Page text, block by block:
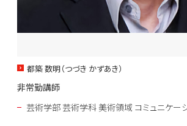
都築 数明（つづき かずあき）
非常勤講師
芸術学部 芸術学科 美術領域 コミュニケー